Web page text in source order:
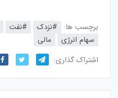
برچسب ها: #نزدک #نفت
سهام انرژی
مالی
اشتراک گذاری: